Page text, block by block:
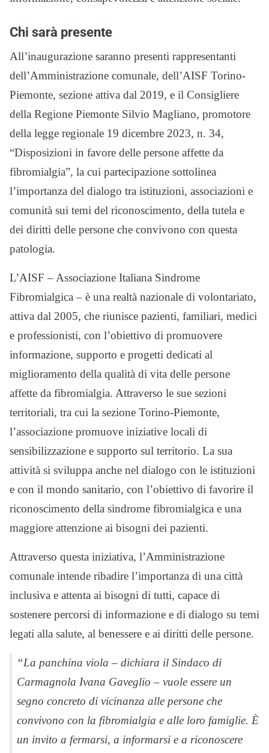
Chi sarà presente
All’inaugurazione saranno presenti rappresentanti
dell’Amministrazione comunale, dell’AISF Torino-
Piemonte, sezione attiva dal 2019, e il Consigliere
della Regione Piemonte Silvio Magliano, promotore
della legge regionale 19 dicembre 2023, n. 34,
“Disposizioni in favore delle persone affette da
fibromialgia”, la cui partecipazione sottolinea
l’importanza del dialogo tra istituzioni, associazioni e
comunità sui temi del riconoscimento, della tutela e
dei diritti delle persone che convivono con questa
patologia.
L’AISF – Associazione Italiana Sindrome
Fibromialgica – è una realtà nazionale di volontariato,
attiva dal 2005, che riunisce pazienti, familiari, medici
e professionisti, con l’obiettivo di promuovere
informazione, supporto e progetti dedicati al
miglioramento della qualità di vita delle persone
affette da fibromialgia. Attraverso le sue sezioni
territoriali, tra cui la sezione Torino-Piemonte,
l’associazione promuove iniziative locali di
sensibilizzazione e supporto sul territorio. La sua
attività si sviluppa anche nel dialogo con le istituzioni
e con il mondo sanitario, con l’obiettivo di favorire il
riconoscimento della sindrome fibromialgica e una
maggiore attenzione ai bisogni dei pazienti.
Attraverso questa iniziativa, l’Amministrazione
comunale intende ribadire l’importanza di una città
inclusiva e attenta ai bisogni di tutti, capace di
sostenere percorsi di informazione e di dialogo su temi
legati alla salute, al benessere e ai diritti delle persone.
“La panchina viola – dichiara il Sindaco di
Carmagnola Ivana Gaveglio – vuole essere un
segno concreto di vicinanza alle persone che
convivono con la fibromialgia e alle loro famiglie. È
un invito a fermarsi, a informarsi e a riconoscere